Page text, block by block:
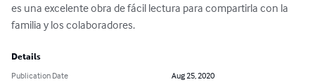
es una excelente obra de fácil lectura para compartirla con la
familia y los colaboradores.
Details
Publication Date
Aug 25, 2020